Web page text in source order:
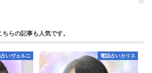
ちらの記事も人気です。
いヴェルニ 電話占いカリス